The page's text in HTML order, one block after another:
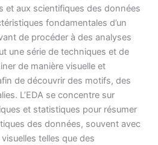
et aux scientifiques des données
fondamentales d’un
de procéder à des analyses
une série de techniques et de
de manière visuelle et
de découvrir des motifs, des
L’EDA se concentre sur
et statistiques pour résumer
des données, souvent avec
telles que des